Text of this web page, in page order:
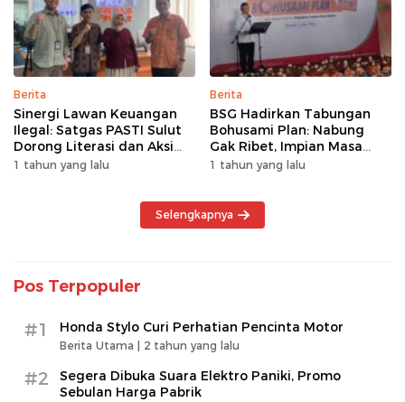
Berita
Sinergi Lawan Keuangan
Ilegal: Satgas PASTI Sulut
Dorong Literasi dan Aksi
Kolektif Masyarakat
1 tahun yang lalu
Berita
BSG Hadirkan Tabungan
Bohusami Plan: Nabung
Gak Ribet, Impian Masa
Depan Makin Dekat!
1 tahun yang lalu
Selengkapnya
Pos Terpopuler
#1 Honda Stylo Curi Perhatian Pencinta Motor
Berita Utama | 2 tahun yang lalu
#2
Segera Dibuka Suara Elektro Paniki, Promo
Sebulan Harga Pabrik